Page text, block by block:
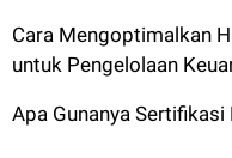
Cara Mengoptimalkan
untuk Pengelolaan
Apa Gunanya Sertifikasi